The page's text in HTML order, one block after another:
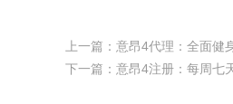
上一篇： 意昂4代理：全面健
下一篇： 意昂4注册：每周七